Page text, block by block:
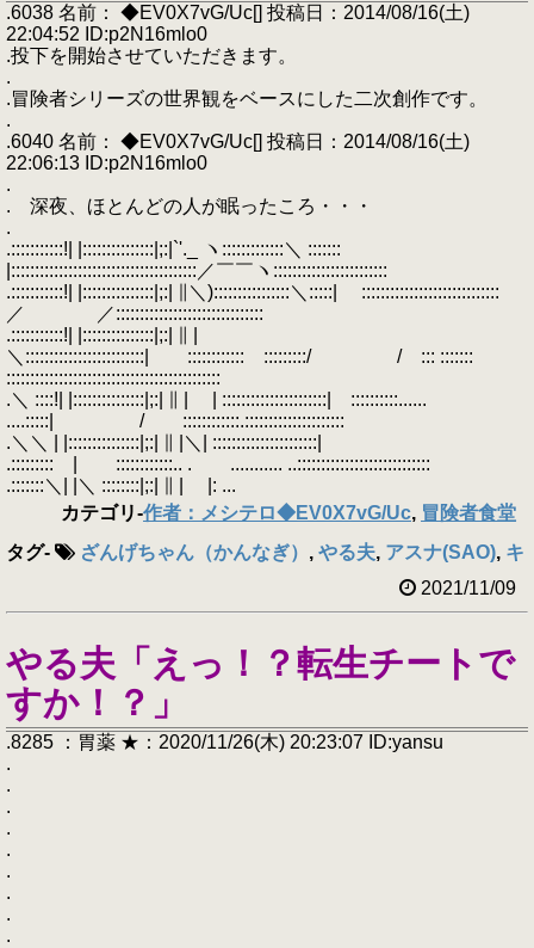
.6038 名前： ◆EV0X7vG/Uc[] 投稿日：2014/08/16(土)
22:04:52 ID:p2N16mlo0
.投下を開始させていただきます。
.
.冒険者シリーズの世界観をベースにした二次創作です。
.
.6040 名前： ◆EV0X7vG/Uc[] 投稿日：2014/08/16(土)
22:06:13 ID:p2N16mlo0
.
. 深夜、ほとんどの人が眠ったころ・・・
.
.:::::::::::!| |:::::::::::::::|;:|`'._ ヽ:::::::::::::＼ :::::::
|:::::::::::::::::::::::::::::::::::::::／￣￣ヽ::::::::::::::::::::::::
.:::::::::::!| |:::::::::::::::|;:| ∥＼)::::::::::::::::＼:::::| :::::::::::::::::::::::::::::
／ ／:::::::::::::::::::::::::::::::
.:::::::::::!| |:::::::::::::::|;:| ∥ |
＼:::::::::::::::::::::::::| :::::::::::: :::::::::/ / ::: :::::::
:::::::::::::::::::::::::::::::::::::::::::::
.＼ ::::!| |:::::::::::::::|;:| ∥ | | ::::::::::::::::::::::| ::::::::::......
....:::::| / ::::::::::::.:::::::::::::::::::::
.＼＼ | |:::::::::::::::|;:| ∥ |＼| ::::::::::::::::::::::|
.::::::::: | ::::::::::::.. . ........... ..::::::::::::::::::::::::::::
.:::::::＼| |＼ ::::::::|;:| ∥ | |: ...
カテゴリ-作者：メシテロ◆EV0X7vG/Uc, 冒険者食堂
タグ- ざんげちゃん（かんなぎ） , やる夫, アスナ(SAO), キ
2021/11/09
やる夫「えっ！？転生チートで
すか！？」
.8285 ：胃薬 ★：2020/11/26(木) 20:23:07 ID:yansu
.
.
.
.
.
.
.
.
.